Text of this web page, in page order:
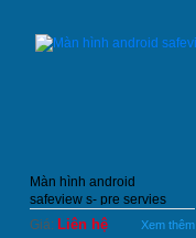
Màn hình android
safeview s- pre servies
Giá: Liên hệ Xem thêm